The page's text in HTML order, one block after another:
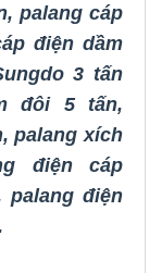
, palang cáp
điện dầm
3 tấn
đôi 5 tấn,
,palang xích
điện cáp
palang điện